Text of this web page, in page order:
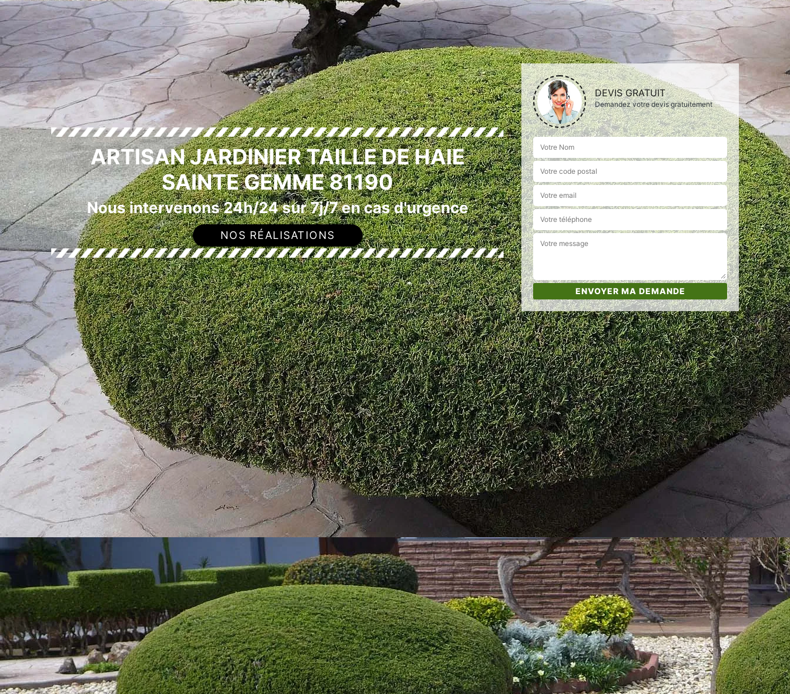
ARTISAN JARDINIER TAILLE DE HAIE
SAINTE GEMME 81190
Nous intervenons 24h/24 sur 7j/7 en cas d'urgence
NOS RÉALISATIONS
DEVIS GRATUIT
Demandez votre devis gratuitement